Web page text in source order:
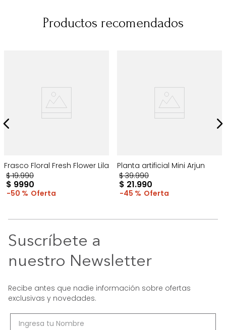
Productos recomendados
Frasco Floral Fresh Flower Lila
$ 19.990
$ 9990
50 %
Planta artificial Mini Arjun
$ 39.990
$ 21.990
45 %
Suscríbete a
nuestro Newsletter
Recibe antes que nadie información sobre ofertas
exclusivas y novedades.